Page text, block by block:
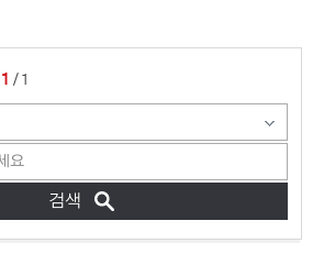
1 / 1